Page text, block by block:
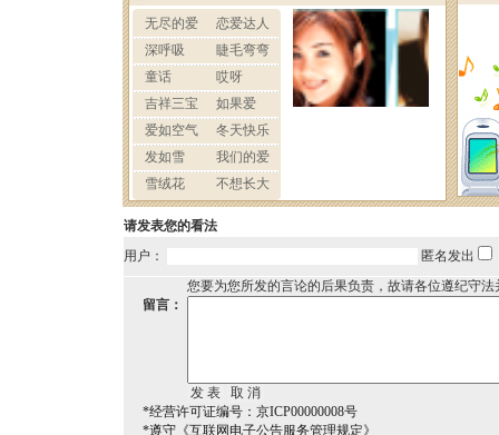
请发表您的看法
用户：
匿名发出
您要为您所发的言论的后果负责，故请各位遵纪守
留言：
*经营许可证编号：京ICP00000008号
*遵守《互联网电子公告服务管理规定》